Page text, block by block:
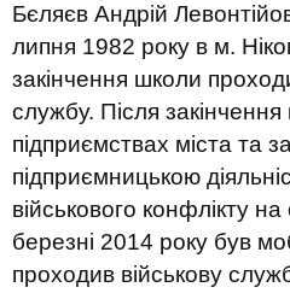
Бєляєв Андрій
липня 1982 року в м.
закінчення школи
службу. Після
підприємствах міста та
підприємницькою
військового конфлікту на
березні 2014 року був
проходив військову